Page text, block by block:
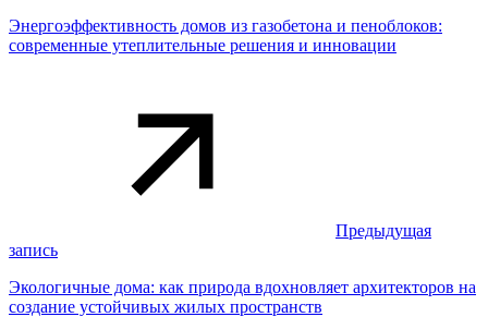
Энергоэффективность домов из газобетона и пеноблоков:
современные утеплительные решения и инновации
Предыдущая
запись
Экологичные дома: как природа вдохновляет архитекторов на
создание устойчивых жилых пространств